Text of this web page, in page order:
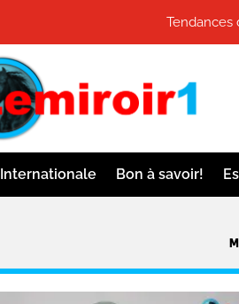
Tendances
Internationale Bon à savoir!